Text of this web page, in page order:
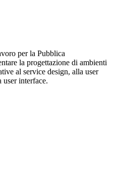
per la Pubblica
la progettazione di ambienti
al service design, alla user
user interface.